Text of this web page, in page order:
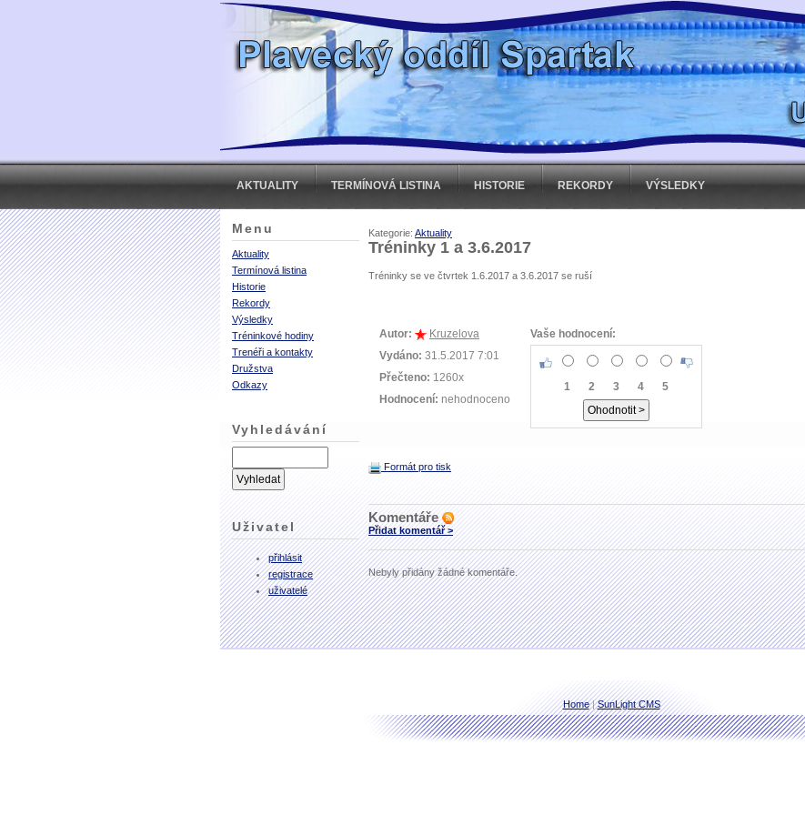
AKTUALITY TERMÍNOVÁ LISTINA HISTORIE REKORDY VÝSLEDKY
Menu
Aktuality
Termínová listina
Historie
Rekordy
Výsledky
Tréninkové hodiny
Trenéři a kontakty
Družstva
Odkazy
Vyhledávání
Uživatel
přihlásit
registrace
uživatelé
Kategorie: Aktuality
Tréninky 1 a 3.6.2017
Tréninky se ve čtvrtek 1.6.2017 a 3.6.2017 se ruší
Autor:
Kruzelova
Vydáno: 31.5.2017 7:01
Přečteno: 1260x
Hodnocení: nehodnoceno
Vaše hodnocení:
1 2 3 4 5
Formát pro tisk
Komentáře
Přidat komentář >
Nebyly přidány žádné komentáře.
Home|SunLight CMS